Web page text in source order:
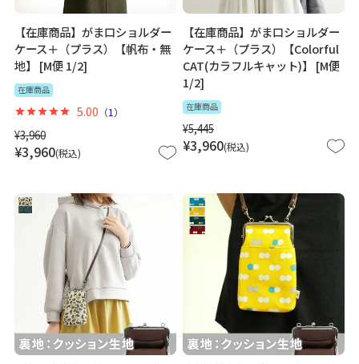
【在庫商品】がま口ショルダー
ケース＋（プラス）【帆布・無
地】 [M便 1/2]
在庫商品
¥3,960
¥3,960 税込
5.00 （1 ）
【在庫商品】がま口ショルダー
ケース＋（プラス）【Colorful
CAT(カラフルキャット)】 [M便
1/2]
在庫商品
¥5,445
¥3,960 税込